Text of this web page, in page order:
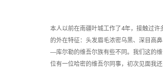
本人以前在南疆叶城工作了4年，接触过
的外在特征：头发眉毛浓密乌黑、深目高
―库尔勒的维吾尔族有些不同。我们这的
位有一位哈密的维吾尔同事，初次见面我